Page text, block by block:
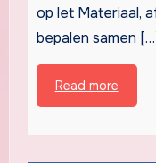
op let Materiaal,
bepalen samen
Read more